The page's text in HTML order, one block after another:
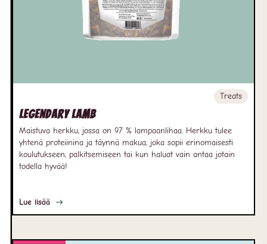
Treats
Legendary Lamb
Maistuva herkku, jossa on 97 % lampaanlihaa. Herkku tulee
yhtenä proteiinina ja täynnä makua, joka sopii erinomaisesti
koulutukseen, palkitsemiseen tai kun haluat vain antaa jotain
todella hyvää!
Lue lisää